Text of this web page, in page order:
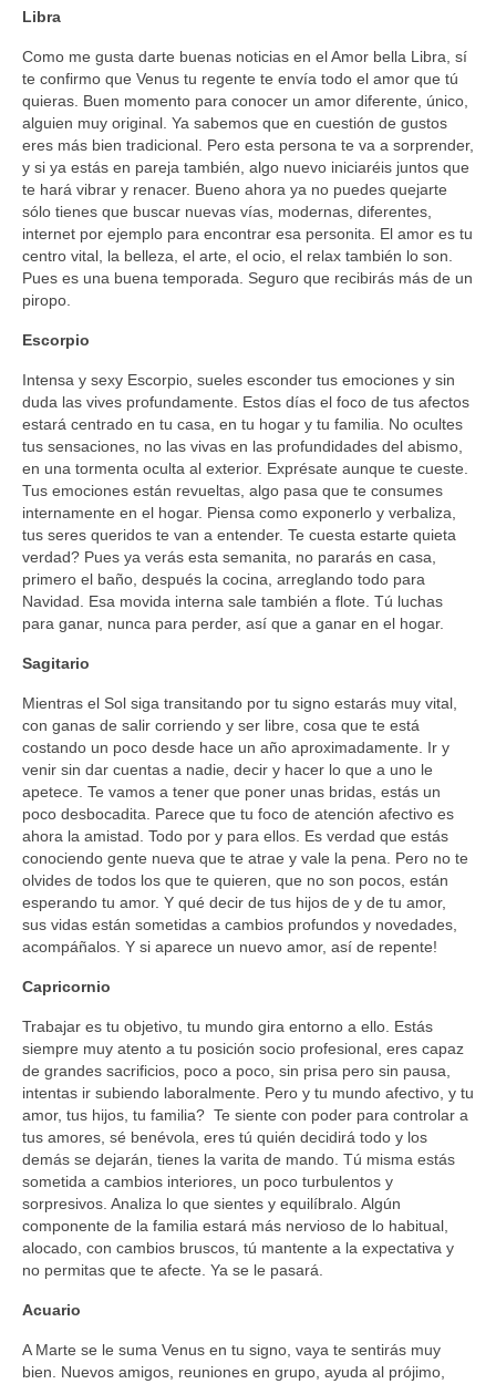
Libra
Como me gusta darte buenas noticias en el Amor bella Libra, sí
te confirmo que Venus tu regente te envía todo el amor que tú
quieras. Buen momento para conocer un amor diferente, único,
alguien muy original. Ya sabemos que en cuestión de gustos
eres más bien tradicional. Pero esta persona te va a sorprender,
y si ya estás en pareja también, algo nuevo iniciaréis juntos que
te hará vibrar y renacer. Bueno ahora ya no puedes quejarte
sólo tienes que buscar nuevas vías, modernas, diferentes,
internet por ejemplo para encontrar esa personita. El amor es tu
centro vital, la belleza, el arte, el ocio, el relax también lo son.
Pues es una buena temporada. Seguro que recibirás más de un
piropo.
Escorpio
Intensa y sexy Escorpio, sueles esconder tus emociones y sin
duda las vives profundamente. Estos días el foco de tus afectos
estará centrado en tu casa, en tu hogar y tu familia. No ocultes
tus sensaciones, no las vivas en las profundidades del abismo,
en una tormenta oculta al exterior. Exprésate aunque te cueste.
Tus emociones están revueltas, algo pasa que te consumes
internamente en el hogar. Piensa como exponerlo y verbaliza,
tus seres queridos te van a entender. Te cuesta estarte quieta
verdad? Pues ya verás esta semanita, no pararás en casa,
primero el baño, después la cocina, arreglando todo para
Navidad. Esa movida interna sale también a flote. Tú luchas
para ganar, nunca para perder, así que a ganar en el hogar.
Sagitario
Mientras el Sol siga transitando por tu signo estarás muy vital,
con ganas de salir corriendo y ser libre, cosa que te está
costando un poco desde hace un año aproximadamente. Ir y
venir sin dar cuentas a nadie, decir y hacer lo que a uno le
apetece. Te vamos a tener que poner unas bridas, estás un
poco desbocadita. Parece que tu foco de atención afectivo es
ahora la amistad. Todo por y para ellos. Es verdad que estás
conociendo gente nueva que te atrae y vale la pena. Pero no te
olvides de todos los que te quieren, que no son pocos, están
esperando tu amor. Y qué decir de tus hijos de y de tu amor,
sus vidas están sometidas a cambios profundos y novedades,
acompáñalos. Y si aparece un nuevo amor, así de repente!
Capricornio
Trabajar es tu objetivo, tu mundo gira entorno a ello. Estás
siempre muy atento a tu posición socio profesional, eres capaz
de grandes sacrificios, poco a poco, sin prisa pero sin pausa,
intentas ir subiendo laboralmente. Pero y tu mundo afectivo, y tu
amor, tus hijos, tu familia? Te siente con poder para controlar a
tus amores, sé benévola, eres tú quién decidirá todo y los
demás se dejarán, tienes la varita de mando. Tú misma estás
sometida a cambios interiores, un poco turbulentos y
sorpresivos. Analiza lo que sientes y equilíbralo. Algún
componente de la familia estará más nervioso de lo habitual,
alocado, con cambios bruscos, tú mantente a la expectativa y
no permitas que te afecte. Ya se le pasará.
Acuario
A Marte se le suma Venus en tu signo, vaya te sentirás muy
bien. Nuevos amigos, reuniones en grupo, ayuda al prójimo,